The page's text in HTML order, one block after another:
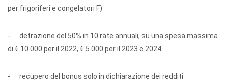
per frigoriferi e congelatori F)
- detrazione del 50% in 10 rate annuali, su una spesa massima
di € 10.000 per il 2022, € 5.000 per il 2023 e 2024
- recupero del bonus solo in dichiarazione dei redditi